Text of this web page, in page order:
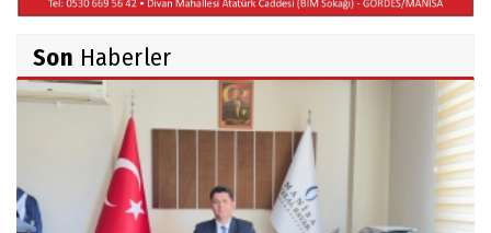
Ahmet İNCE
Beyaz Gömlekli Adam!
Prof.Dr.Ayşe İLKER
Adı Sanı Olmak
Son Haberler